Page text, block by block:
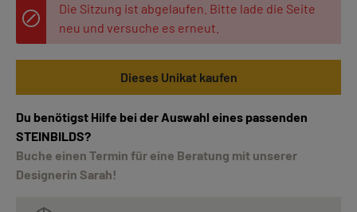
Die Sitzung ist abgelaufen. Bitte lade die Seite
neu und versuche es erneut.
Dieses Unikat kaufen
Du benötigst Hilfe bei der Auswahl eines passenden
STEINBILDS?
Buche einen Termin für eine Beratung mit unserer
Designerin Sarah!